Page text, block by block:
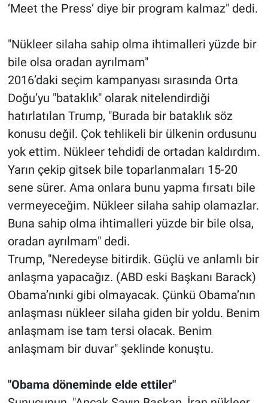
‘Meet the Press’ diye bir program kalmaz" dedi.
"Nükleer silaha sahip olma ihtimalleri yüzde bir
bile olsa oradan ayrılmam"
2016’daki seçim kampanyası sırasında Orta
Doğu’yu "bataklık" olarak nitelendirdiği
hatırlatılan Trump, "Burada bir bataklık söz
konusu değil. Çok tehlikeli bir ülkenin ordusunu
yok ettim. Nükleer tehdidi de ortadan kaldırdım.
Yarın çekip gitsek bile toparlanmaları 15-20
sene sürer. Ama onlara bunu yapma fırsatı bile
vermeyeceğim. Nükleer silaha sahip olamazlar.
Buna sahip olma ihtimalleri yüzde bir bile olsa,
oradan ayrılmam" dedi.
Trump, "Neredeyse bitirdik. Güçlü ve anlamlı bir
anlaşma yapacağız. (ABD eski Başkanı Barack)
Obama’nınki gibi olmayacak. Çünkü Obama’nın
anlaşması nükleer silaha giden bir yoldu. Benim
anlaşmam ise tam tersi olacak. Benim
anlaşmam bir duvar" şeklinde konuştu.
"Obama döneminde elde ettiler"